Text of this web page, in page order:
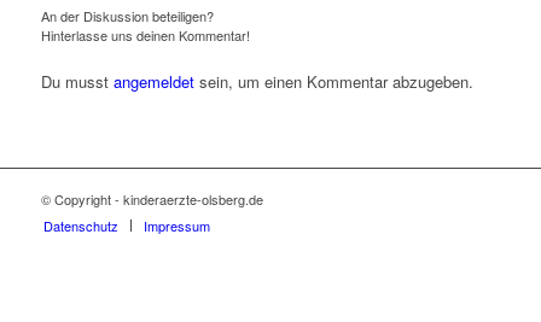
An der Diskussion beteiligen?
Hinterlasse uns deinen Kommentar!
Du musst angemeldetsein, um einen Kommentar abzugeben.
© Copyright - kinderaerzte-olsberg.de
Datenschutz
Impressum